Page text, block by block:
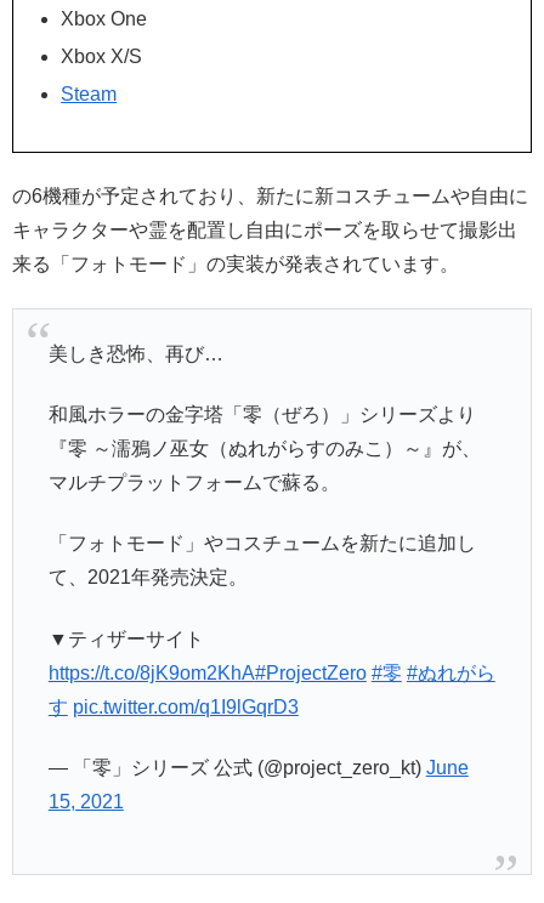
Xbox One
Xbox X/S
Steam
の6機種が予定されており、新たに新コスチュームや自由に
キャラクターや霊を配置し自由にポーズを取らせて撮影出
来る「フォトモード」の実装が発表されています。
美しき恐怖、再び…
和風ホラーの金字塔「零（ぜろ）」シリーズより
『零 ～濡鴉ノ巫女（ぬれがらすのみこ）～』が、
マルチプラットフォームで蘇る。
「フォトモード」やコスチュームを新たに追加し
て、2021年発売決定。
▼ティザーサイト
https://t.co/8jK9om2KhA#ProjectZero #零 #ぬれがら
す pic.twitter.com/q1I9lGqrD3
— 「零」シリーズ 公式 (@project_zero_kt) June
15, 2021